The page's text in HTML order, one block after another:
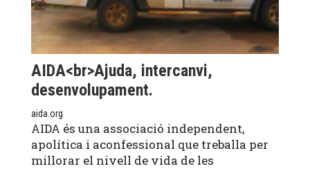
AIDA<br>Ajuda, intercanvi,
desenvolupament.
aida.org
AIDA és una associació independent,
apolítica i aconfessional que treballa per
millorar el nivell de vida de les